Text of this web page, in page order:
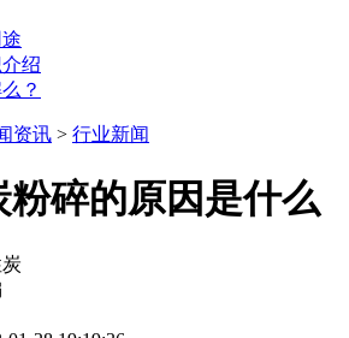
绍
？
资讯 > 行业新闻
碎的原因是什么